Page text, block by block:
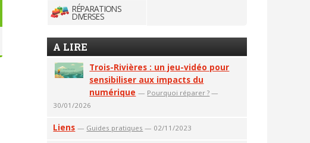
RÉPARATIONS
DIVERSES
A LIRE
Trois-Rivières : un jeu-vidéo pour
sensibiliser aux impacts du
numérique — Pourquoi réparer ? —
30/01/2026
Liens — Guides pratiques — 02/11/2023